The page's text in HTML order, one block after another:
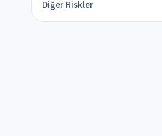
Diğer Riskler